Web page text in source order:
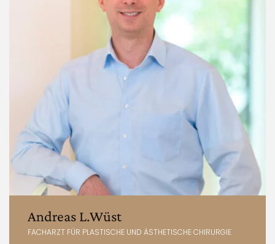
Andreas L.Wüst
FACHARZT FÜR PLASTISCHE UND ÄSTHETISCHE CHIRURGIE